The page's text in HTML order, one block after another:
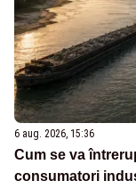
6 aug. 2026, 15:36
Cum se va
consumatori